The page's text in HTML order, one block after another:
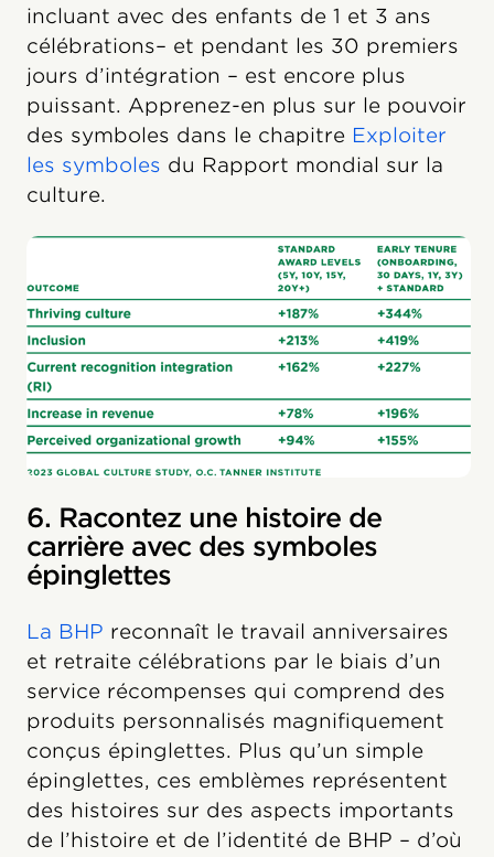
incluant avec des enfants de 1 et 3 ans
célébrations– et pendant les 30 premiers
jours d’intégration – est encore plus
puissant. Apprenez-en plus sur le pouvoir
des symboles dans le chapitre Exploiter
les symboles du Rapport mondial sur la
culture.
6. Racontez une histoire de
carrière avec des symboles
épinglettes
La BHP reconnaît le travail anniversaires
et retraite célébrations par le biais d’un
service récompenses qui comprend des
produits personnalisés magnifiquement
conçus épinglettes. Plus qu’un simple
épinglettes, ces emblèmes représentent
des histoires sur des aspects importants
de l’histoire et de l’identité de BHP – d’où